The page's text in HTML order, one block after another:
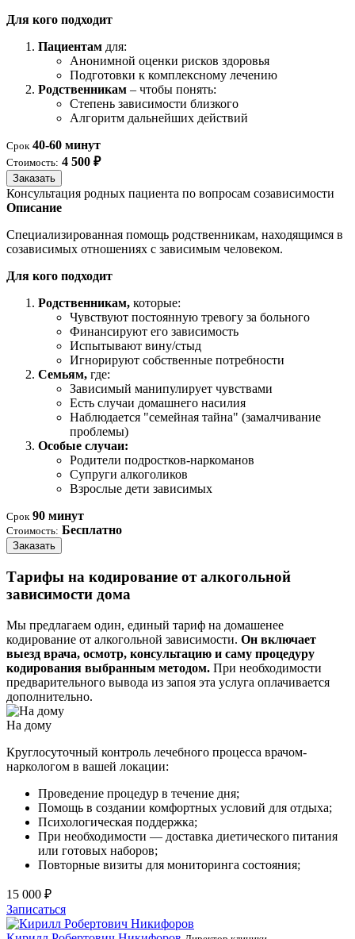
Для кого подходит
Пациентам для:
Анонимной оценки рисков здоровья
Подготовки к комплексному лечению
Родственникам – чтобы понять:
Степень зависимости близкого
Алгоритм дальнейших действий
Срок 40-60 минут
Стоимость: 4 500 ₽
Заказать
Консультация родных пациента по вопросам созависимости
Описание
Специализированная помощь родственникам, находящимся в
созависимых отношениях с зависимым человеком.
Для кого подходит
Родственникам, которые:
Чувствуют постоянную тревогу за больного
Финансируют его зависимость
Испытывают вину/стыд
Игнорируют собственные потребности
Семьям, где:
Зависимый манипулирует чувствами
Есть случаи домашнего насилия
Наблюдается "семейная тайна" (замалчивание
проблемы)
Особые случаи:
Родители подростков-наркоманов
Супруги алкоголиков
Взрослые дети зависимых
Срок 90 минут
Стоимость: Бесплатно
Заказать
Тарифы на кодирование от алкогольной
зависимости дома
Мы предлагаем один, единый тариф на домашенее
кодирование от алкогольной зависимости. Он включает
выезд врача, осмотр, консультацию и саму процедуру
кодирования выбранным методом. При необходимости
предварительного вывода из запоя эта услуга оплачивается
дополнительно.
На дому
Круглосуточный контроль лечебного процесса врачом-
наркологом в вашей локации:
Проведение процедур в течение дня;
Помощь в создании комфортных условий для отдыха;
Психологическая поддержка;
При необходимости — доставка диетического питания
или готовых наборов;
Повторные визиты для мониторинга состояния;
15 000 ₽
Записаться